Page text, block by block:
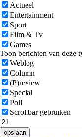
Actueel
Entertainment
Sport
Film & Tv
Games
Toon berichten van deze
Weblog
Column
(P)review
Special
Poll
Scrollbar gebruiken
opslaan